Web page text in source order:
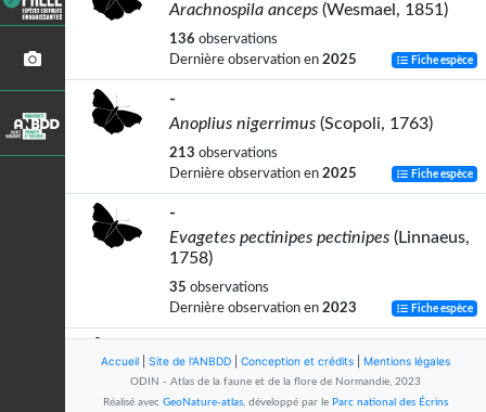
Arachnospila anceps (Wesmael, 1851)
136 observations
Dernière observation en 2025 Fiche espèce
-
Anoplius nigerrimus (Scopoli, 1763)
213 observations
Dernière observation en 2025 Fiche espèce
-
Evagetes pectinipes pectinipes (Linnaeus,
1758)
35 observations
Dernière observation en 2023 Fiche espèce
Agenioideus sericeus
(Vander Linden,
Accueil Site de l'ANBDD Conception et crédits Mentions légales
ODIN - Atlas de la faune et de la flore de Normandie, 2023
Réalisé avec GeoNature-atlas, développé par le Parc national des Écrins